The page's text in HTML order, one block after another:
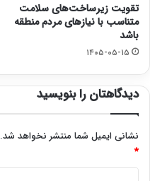
تقویت زیرساخت‌های سلامت
متناسب با نیازهای مردم منطقه
باشد
۱۴۰۵-۰۵-۱۵
دیدگاهتان را بنویسید
نشانی ایمیل شما منتشر نخواهد شد.
*